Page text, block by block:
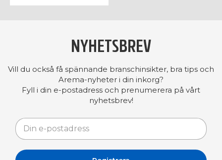
NYHETSBREV
Vill du också få spännande branschinsikter, bra tips och
Arema-nyheter i din inkorg?
Fyll i din e-postadress och prenumerera på vårt
nyhetsbrev!